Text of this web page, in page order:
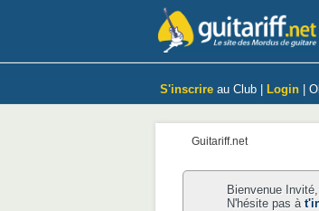
S'inscrire au Club | Login |
Guitariff.net
Bienvenue Invité,
N'hésite pas à